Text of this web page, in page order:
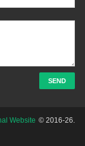
Website © 2016-26.